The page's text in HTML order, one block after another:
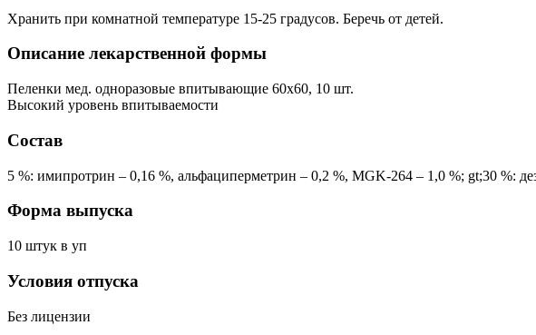
Хранить при комнатной температуре 15-25 градусов. Беречь от детей.
Описание лекарственной формы
Пеленки мед. одноразовые впитывающие 60x60, 10 шт.
Высокий уровень впитываемости
Состав
5 %: имипротрин – 0,16 %, альфациперметрин – 0,2 %, MGK-264 – 1,0 %; gt;30 %:
Форма выпуска
10 штук в уп
Условия отпуска
Без лицензии